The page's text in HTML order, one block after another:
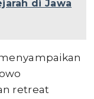
di Jawa
retreat